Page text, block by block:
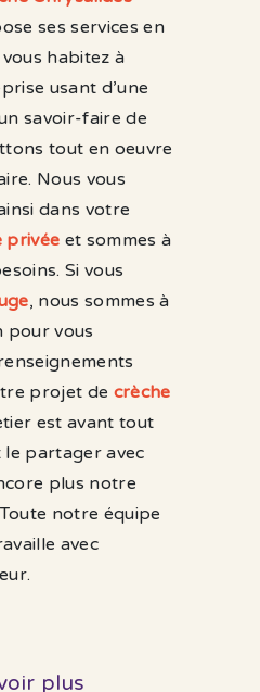
ses services en
vous habitez à
usant d’une
savoir-faire de
tout en oeuvre
Nous vous
dans votre
privée et sommes à
Si vous
, nous sommes à
pour vous
projet de crèche
est avant tout
partager avec
plus notre
notre équipe
avec
plus